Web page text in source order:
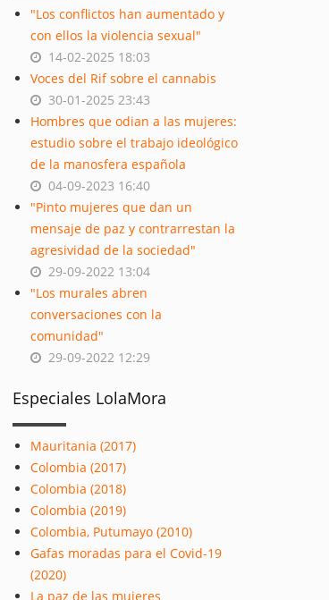
"Los conflictos han aumentado y
con ellos la violencia sexual"
14-02-2025 18:03
Voces del Rif sobre el cannabis
30-01-2025 23:43
Hombres que odian a las mujeres:
estudio sobre el trabajo ideológico
de la manosfera española
04-09-2023 16:40
"Pinto mujeres que dan un
mensaje de paz y contrarrestan la
agresividad de la sociedad"
29-09-2022 13:04
"Los murales abren
conversaciones con la
comunidad"
29-09-2022 12:29
Especiales LolaMora
Mauritania (2017)
Colombia (2017)
Colombia (2018)
Colombia (2019)
Colombia, Putumayo (2010)
Gafas moradas para el Covid-19
(2020)
La paz de las mujeres